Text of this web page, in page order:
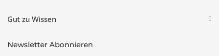
Gut zu Wissen
Newsletter Abonnieren